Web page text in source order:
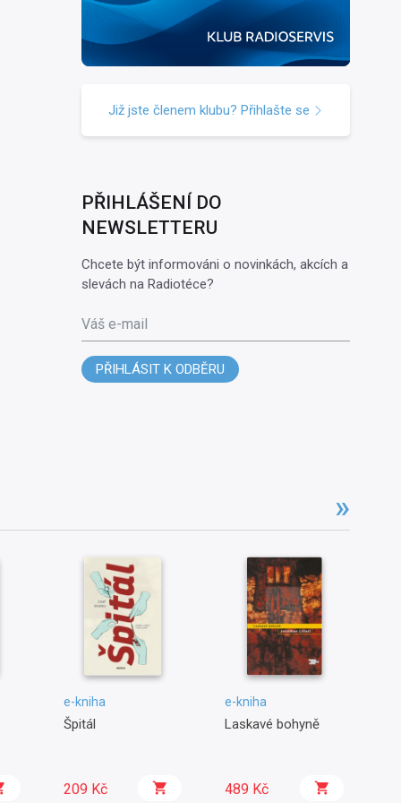
Již jste členem klubu? Přihlašte se
PŘIHLÁŠENÍ DO
NEWSLETTERU
Chcete být informováni o novinkách, akcích a
slevách na Radiotéce?
Váš e-mail
PŘIHLÁSIT K ODBĚRU
e-kniha
Špitál
209 Kč
e-kniha
Laskavé bohyně
489 Kč